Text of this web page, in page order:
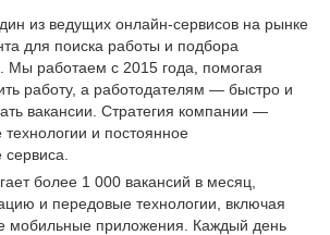
из ведущих онлайн-сервисов на рынке
для поиска работы и подбора
Мы работаем с 2015 года, помогая
работу, а работодателям — быстро и
вакансии. Стратегия компании —
и постоянное
более 1 000 вакансий в месяц,
и передовые технологии, включая
мобильные приложения. Каждый день